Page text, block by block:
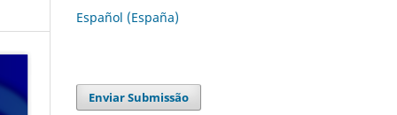
Español (España)
Enviar Submissão